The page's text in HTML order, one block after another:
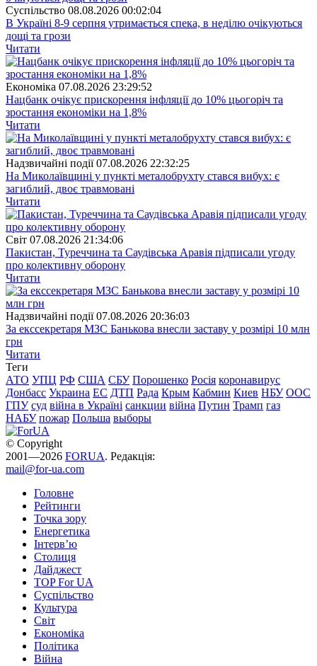
Суспiльство 08.08.2026 00:02:04
В Україні 8-9 серпня утримається спека, в неділю очікуються
дощі та грози
Читати
Економіка 07.08.2026 23:29:52
Нацбанк очікує прискорення інфляції до 10% цьогоріч та
зростання економіки на 1,8%
Читати
Надзвичайні події 07.08.2026 22:32:25
На Миколаївщині у пункті металобрухту стався вибух: є
загиблий, двоє травмовані
Читати
Свiт 07.08.2026 21:34:06
Пакистан, Туреччина та Саудівська Аравія підписали угоду
про колективну оборону
Читати
Надзвичайні події 07.08.2026 20:36:03
За екссекретаря МЗС Банькова внесли заставу у розмірі 10 млн
грн
Читати
Теги
АТО УПЦ РФ США СБУ Порошенко Росія коронавирус
Донбасс Украина ЕС ДТП Рада Крым Кабмин Киев НБУ ООС
ГПУ суд війна в Україні санкции війна Путин Трамп газ
НАБУ пожар Польша выборы
© Copyright
2001—2026 FORUA. Редакція:
mail@for-ua.com
Головне
Рейтинги
Точка зору
Енергетика
Інтерв’ю
Столиця
Дайджест
TOP For UA
Суспiльство
Культура
Світ
Економіка
Політика
Війна